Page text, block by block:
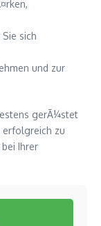
sich
und zur
gerÃ¼stet
erfolgreich zu
Ihrer